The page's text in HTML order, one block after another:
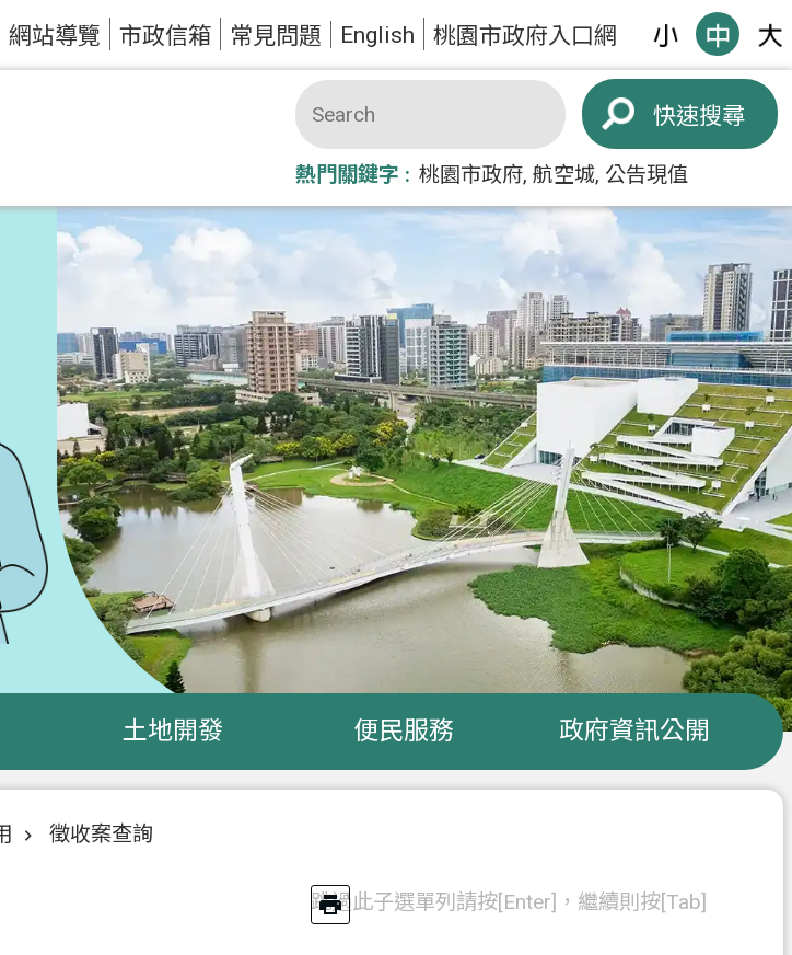
網站導覽 市政信箱 常見問題 English 桃園市政府入口網
搜尋
熱門關鍵字 桃園市政府 航空城 公告現值
土地開發 便民服務 政府資訊公開
徵收案查詢
跳過此子選單列請按[Enter]，繼續則按[Tab]